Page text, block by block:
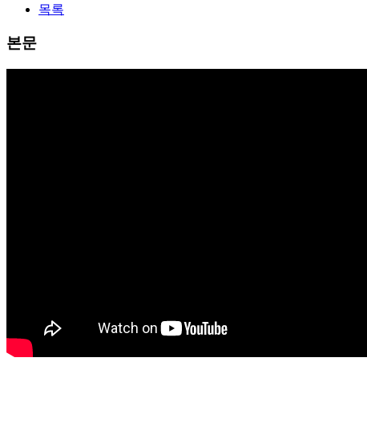
목록
본문